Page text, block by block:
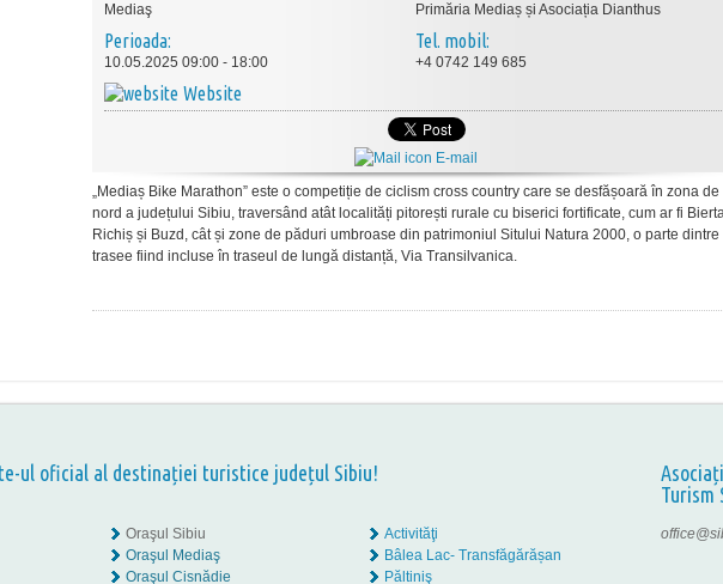
Mediaş
Perioada:
10.05.2025 09:00 - 18:00
Website
Primăria Mediaș și Asociația Dianthus
Tel. mobil:
+4 0742 149 685
E-mail
„Mediaș Bike Marathon” este o competiție de ciclism cross country care se desfășoară în zona de
nord a județului Sibiu, traversând atât localități pitorești rurale cu biserici fortificate, cum ar fi
Richiș și Buzd, cât și zone de păduri umbroase din patrimoniul Sitului Natura 2000, o parte dintre
trasee fiind incluse în traseul de lungă distanță, Via Transilvanica.
ul oficial al destinației turistice județul Sibiu!
Turism
Oraşul Sibiu
Oraşul Mediaş
Oraşul Cisnădie
Activităţi
Bâlea Lac- Transfăgărășan
Păltiniş